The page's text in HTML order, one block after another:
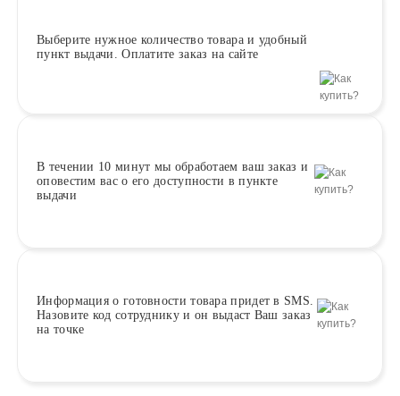
Выберите нужное количество товара и удобный
пункт выдачи. Оплатите заказ на сайте
В течении 10 минут мы обработаем ваш заказ и
оповестим вас о его доступности в пункте
выдачи
Информация о готовности товара придет в SMS.
Назовите код сотруднику и он выдаст Ваш заказ
на точке